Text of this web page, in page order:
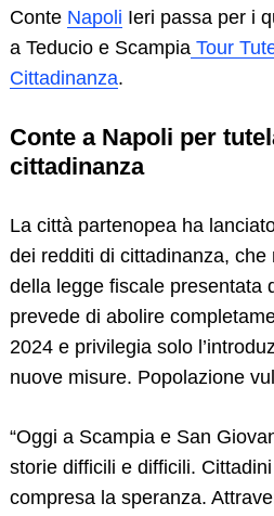
Conte Napoli Ieri passa per i
a Teducio e Scampia Tour
Cittadinanza.
Conte a Napoli per
cittadinanza
La città partenopea ha
dei redditi di cittadinanza,
della legge fiscale presentata
prevede di abolire
2024 e privilegia solo
nuove misure. Popolazione
“Oggi a Scampia e San
storie difficili e difficili.
compresa la speranza.